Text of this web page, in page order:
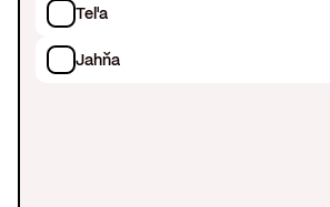
Teľa
Jahňa